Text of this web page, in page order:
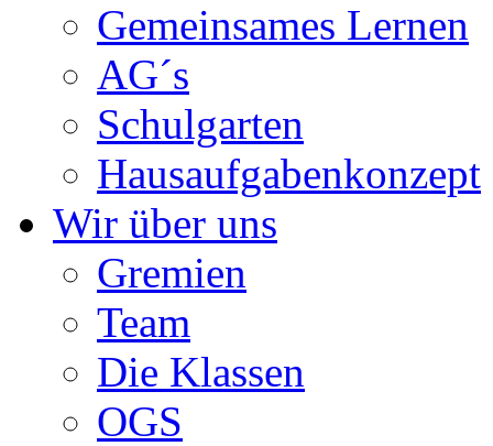
Gemeinsames Lernen
AG´s
Schulgarten
Hausaufgabenkonzept
Wir über uns
Gremien
Team
Die Klassen
OGS